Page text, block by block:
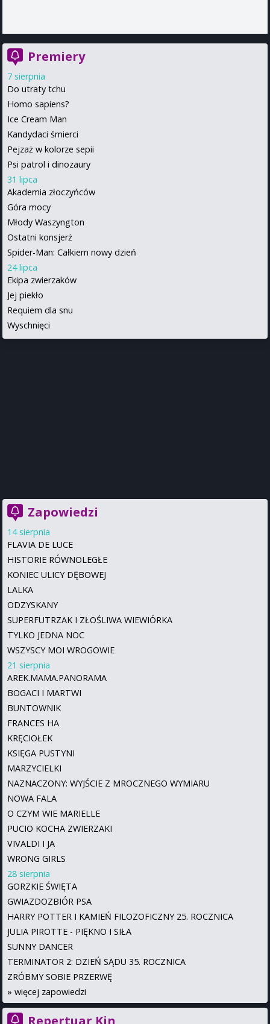
Premiery
7 sierpnia
Do utraty tchu
Homo sapiens?
Ice Cream Man
Kandydaci śmierci
Pejzaż w kolorze sepii
Psi patrol i dinozaury
31 lipca
Akademia złoczyńców
Góra mocy
Młody Waszyngton
Ostatni konsjerż
Spider-Man: Całkiem nowy dzień
24 lipca
Ekipa zwierzaków
Jej piekło
Requiem dla snu
Wyschnięci
Zapowiedzi
14 sierpnia
FLAVIA DE LUCE
HISTORIE RÓWNOLEGŁE
KONIEC ULICY DĘBOWEJ
LALKA
ODZYSKANY
SUPERFUTRZAK I ZŁOŚLIWA WIEWIÓRKA
TYLKO JEDNA NOC
WSZYSCY MOI WROGOWIE
21 sierpnia
AREK.MAMA.PANORAMA
BOGACI I MARTWI
BUNTOWNIK
FRANCES HA
KRĘCIOŁEK
KSIĘGA PUSTYNI
MARZYCIELKI
NAZNACZONY: WYJŚCIE Z MROCZNEGO WYMIARU
NOWA FALA
O CZYM WIE MARIELLE
PUCIO KOCHA ZWIERZAKI
VIVALDI I JA
WRONG GIRLS
28 sierpnia
GORZKIE ŚWIĘTA
GWIAZDOZBIÓR PSA
HARRY POTTER I KAMIEŃ FILOZOFICZNY 25. ROCZNICA
JULIA PIROTTE - PIĘKNO I SIŁA
SUNNY DANCER
TERMINATOR 2: DZIEŃ SĄDU 35. ROCZNICA
ZRÓBMY SOBIE PRZERWĘ
» więcej zapowiedzi